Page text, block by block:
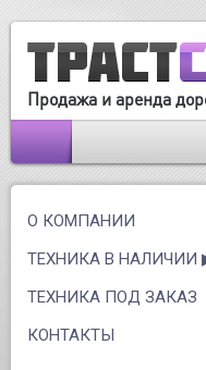
Продажа и аренда
О КОМПАНИИ
ТЕХНИКА В НАЛИЧИИ
ТЕХНИКА ПОД ЗАКАЗ
КОНТАКТЫ